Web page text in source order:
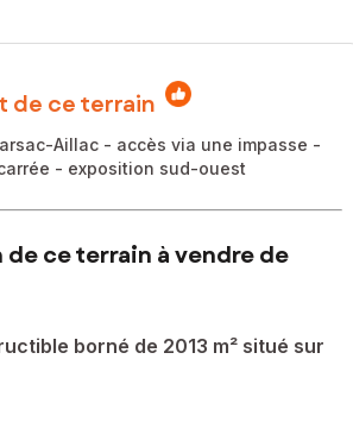
de ce terrain
Aillac - accès via une impasse -
- exposition sud-ouest
ce terrain à vendre de
borné de 2013 m² situé sur
vous propose ce terrain constructible